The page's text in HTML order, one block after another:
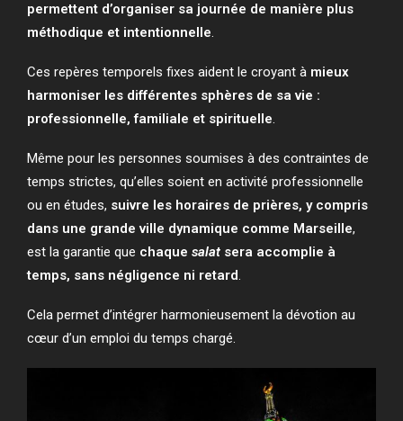
permettent d’organiser sa journée de manière plus
méthodique et intentionnelle.
Ces repères temporels fixes aident le croyant à mieux
harmoniser les différentes sphères de sa vie :
professionnelle, familiale et spirituelle.
Même pour les personnes soumises à des contraintes de
temps strictes, qu’elles soient en activité professionnelle
ou en études, suivre les horaires de prières, y compris
dans une grande ville dynamique comme Marseille,
est la garantie que chaque salat sera accomplie à
temps, sans négligence ni retard.
Cela permet d’intégrer harmonieusement la dévotion au
cœur d’un emploi du temps chargé.